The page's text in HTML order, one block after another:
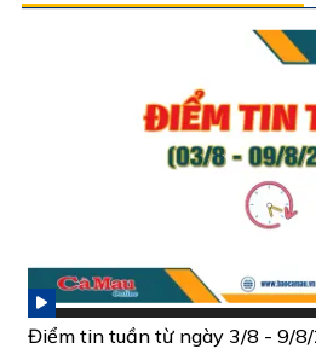
Điểm tin tuần từ ngày 3/8 - 9/